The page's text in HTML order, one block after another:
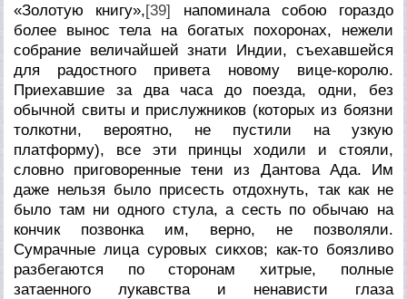
«Золотую книгу»,[39] напоминала собою гораздо
более вынос тела на богатых похоронах, нежели
собрание величайшей знати Индии, съехавшейся
для радостного привета новому вице-королю.
Приехавшие за два часа до поезда, одни, без
обычной свиты и прислужников (которых из боязни
толкотни, вероятно, не пустили на узкую
платформу), все эти принцы ходили и стояли,
словно приговоренные тени из Дантова Ада. Им
даже нельзя было присесть отдохнуть, так как не
было там ни одного стула, а сесть по обычаю на
кончик позвонка им, верно, не позволяли.
Сумрачные лица суровых сикхов; как-то боязливо
разбегаются по сторонам хитрые, полные
затаенного лукавства и ненависти глаза